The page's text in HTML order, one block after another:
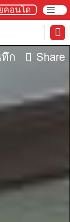
คอนโด
ก Share